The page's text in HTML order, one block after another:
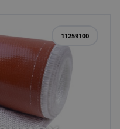
11259100